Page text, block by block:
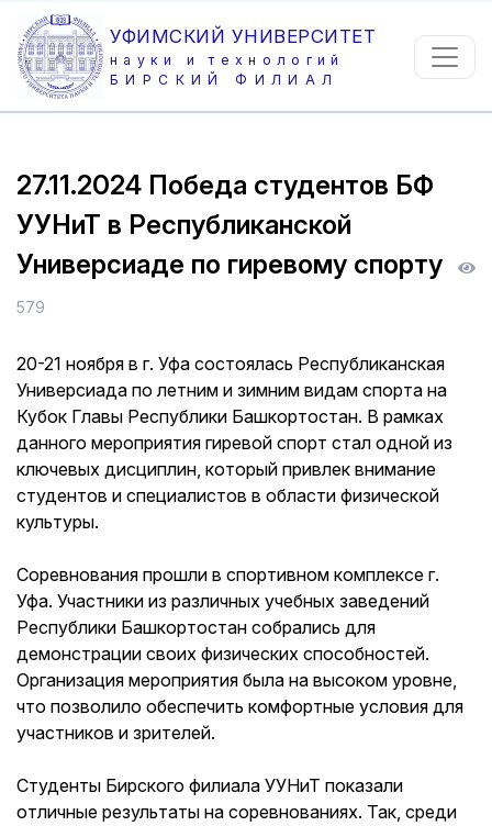
УФИМСКИЙ УНИВЕРСИТЕТ
науки и технологий
БИРСКИЙ ФИЛИАЛ
27.11.2024 Победа студентов БФ
УУНиТ в Республиканской
Универсиаде по гиревому спорту
579
20-21 ноября в г. Уфа состоялась Республиканская
Универсиада по летним и зимним видам спорта на
Кубок Главы Республики Башкортостан. В рамках
данного мероприятия гиревой спорт стал одной из
ключевых дисциплин, который привлек внимание
студентов и специалистов в области физической
культуры.
Соревнования прошли в спортивном комплексе г.
Уфа. Участники из различных учебных заведений
Республики Башкортостан собрались для
демонстрации своих физических способностей.
Организация мероприятия была на высоком уровне,
что позволило обеспечить комфортные условия для
участников и зрителей.
Студенты Бирского филиала УУНиТ показали
отличные результаты на соревнованиях. Так, среди